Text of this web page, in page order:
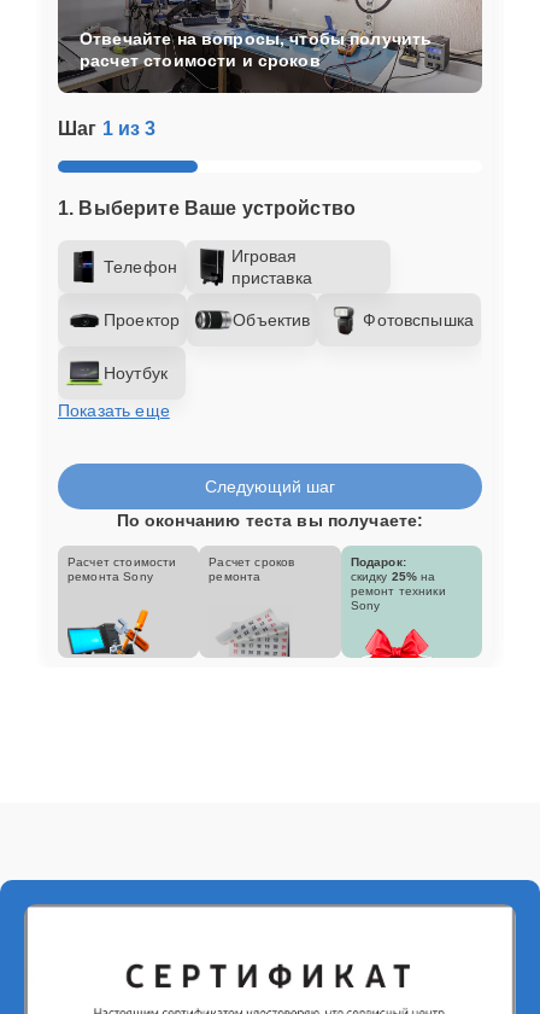
Шаг 1 из 3
1. Выберите Ваше устройство
Телефон
Игровая
приставка
Проектор Объектив Фотовспышка
Ноутбук
Показать еще
Отвечайте на вопросы, чтобы получить
расчет стоимости и сроков
Следующий шаг
По окончанию теста вы получаете:
Расчет стоимости
ремонта Sony
Расчет сроков
ремонта
Подарок:
скидку 25% на
ремонт техники
Sony